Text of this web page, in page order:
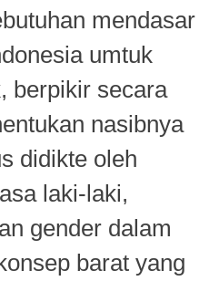
mendasar
umtuk
berpikir secara
nasibnya
didikte oleh
laki-laki,
gender dalam
barat yang